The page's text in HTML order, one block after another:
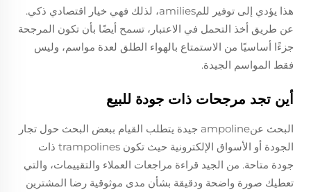
هذا يؤدي إلى توفير للمamilies، لذلك فهي خيار اقتصادي ذكي.
عن طريق أخذ التحمل في الاعتبار، تسمح أيضًا بأن تكون المرجحة
جزءًا أساسيًا من الاستمتاع بالهواء الطلق لعدة مواسم، وليس
فقط المواسم الجيدة.
أين تجد مرجحات ذات جودة للبيع
البحث عنampoline جيدة يتطلب القيام ببعض البحث حول تجار
الجودة أو الأسواق الإلكترونية حيث تكون trampolines ذات
جودة متاحة. من الجيد قراءة مراجعات العملاء والتقييمات، والتي
تعطيك صورة واضحة ودقيقة بشأن مدى موثوقية رضا المشترين